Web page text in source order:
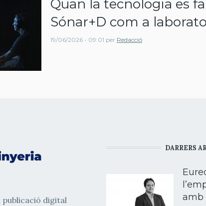
Quan la tecnologia es
Sónar+D com a
19/06/2026 - 09:01 per Redacció
publicació digital
DARRERS
amb